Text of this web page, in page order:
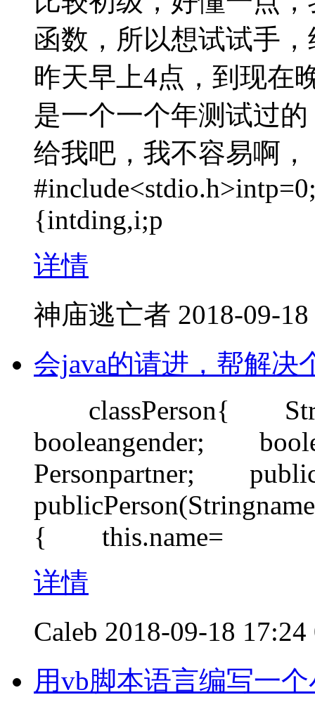
函数，所以想试试手
昨天早上4点，到现在
是一个一个年测试过
给我吧，我不容易啊，
{intding,i;p
详情
神庙逃亡者 2018-09-
会java的请进，帮解决
classPerson{
booleangender;
Personpartner;
{ this.name=
详情
Caleb 2018-09-18 17:24
用vb脚本语言编写一